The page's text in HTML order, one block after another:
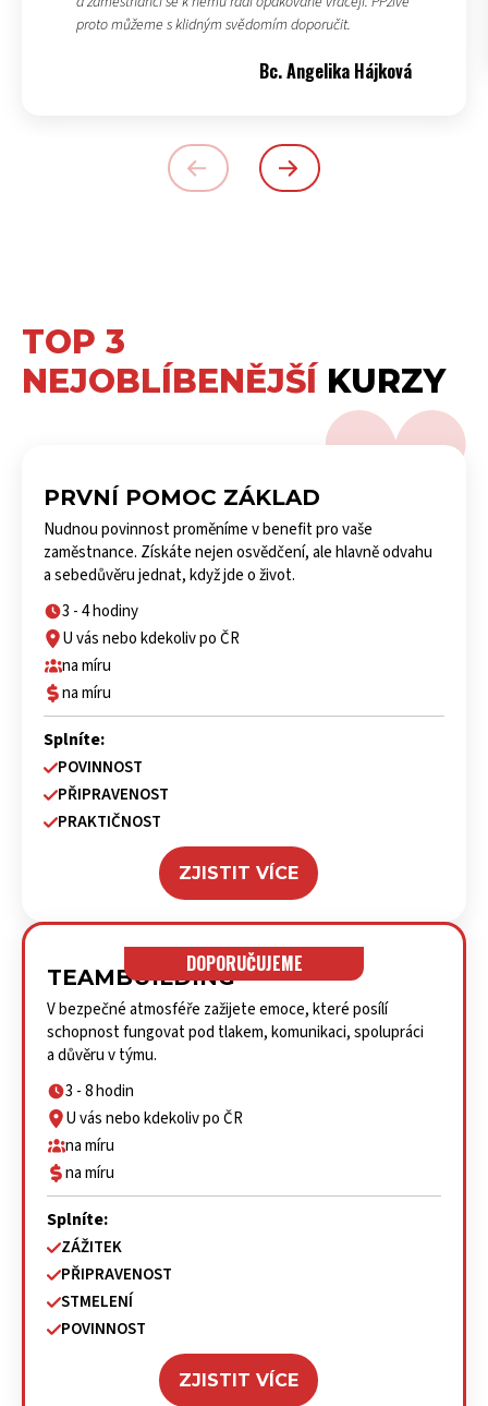
proto můžeme s klidným svědomím doporučit.
Bc. Angelika Hájková
TOP 3
NEJOBLÍBENĚJŠÍ KURZY
PRVNÍ POMOC ZÁKLAD
Nudnou povinnost proměníme v benefit pro vaše
zaměstnance. Získáte nejen osvědčení, ale hlavně odvahu
a sebedůvěru jednat, když jde o život.
3 - 4 hodiny
U vás nebo kdekoliv po ČR
na míru
na míru
Splníte:
POVINNOST
PŘIPRAVENOST
PRAKTIČNOST
ZJISTIT VÍCE
DOPORUČUJEME
TEAMBUILDING
V bezpečné atmosféře zažijete emoce, které posílí
schopnost fungovat pod tlakem, komunikaci, spolupráci
a důvěru v týmu.
3 - 8 hodin
U vás nebo kdekoliv po ČR
na míru
na míru
Splníte:
ZÁŽITEK
PŘIPRAVENOST
STMELENÍ
POVINNOST
ZJISTIT VÍCE